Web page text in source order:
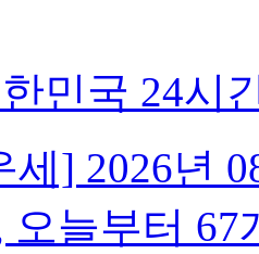
민국 24시
세] 2026년
오늘부터 67